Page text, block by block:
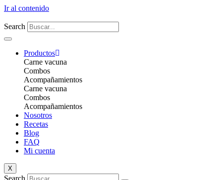
Ir al contenido
Search
Productos
Carne vacuna
Combos
Acompañamientos
Carne vacuna
Combos
Acompañamientos
Nosotros
Recetas
Blog
FAQ
Mi cuenta
X
Search